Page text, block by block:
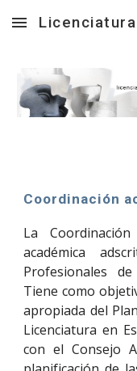
Skip to main content
Coordinación
La
académica
Profesionales
Tiene como
apropiada del
Licenciatura en
con el Consejo